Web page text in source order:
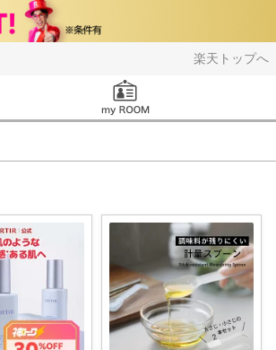
楽天トップへ